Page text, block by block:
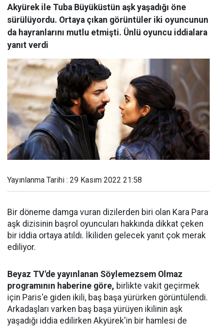
Akyürek ile Tuba Büyüküstün aşk yaşadığı öne
sürülüyordu. Ortaya çıkan görüntüler iki oyuncunun
da hayranlarını mutlu etmişti. Ünlü oyuncu iddialara
yanıt verdi
Yayınlanma Tarihi : 29 Kasım 2022 21:58
Bir döneme damga vuran dizilerden biri olan Kara Para
aşk dizisinin başrol oyuncuları hakkında dikkat çeken
bir iddia ortaya atıldı. İkiliden gelecek yanıt çok merak
ediliyor.
Beyaz TV'de yayınlanan Söylemezsem Olmaz
programının haberine göre, birlikte vakit geçirmek
için Paris'e giden ikili, baş başa yürürken görüntülendi.
Arkadaşları varken baş başa yürüyen ikilinin aşk
yaşadığı iddia edilirken Akyürek'in bir hamlesi de